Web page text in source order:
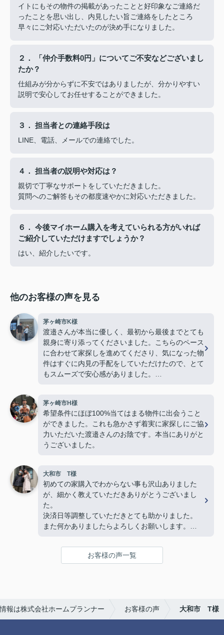
イトにもその物件の掲載があったことと好印象なご連絡だ
ったことを思い出し、内見したい旨ご連絡をしたところ
早々にご対応いただいたのが決め手になりました。
２． 「仲介手数料0円」についてご不安などございまし
たか？
仕組みが分からずに不安ではありましたが、分かりやすい
説明で安心してお任せすることができました。
３． 担当者との連絡手段は
LINE、電話、メールでの連絡でした。
４． 担当者の説明や対応は？
親切で丁寧なサポートをしていただきました。
質問へのご解答もその都度速やかに対応いただきました。
６． 今後マイホーム購入を考えていられる方がいれば
ご紹介していただけますでしょうか？
はい、紹介したいです。
他のお客様の声を見る
茅ヶ崎市K様
渡邉さんが本当に優しく、最初から最後までとても
親身に寄り添ってくださいました。こちらのペース
に合わせて家探しを進めてくださり、気になった物
件はすぐに内見の手配をしていただけたので、とて
もスムーズで安心感がありました。
寧に接してくださり、「営業の方でこんなに優しく
て親切な方がいるんだ」と驚くほど素敵な方でし
た。子どももすっかり懐いていて、人柄の良さが伝
わってきました。
心感を感じるほど信頼していました。
物件探しだけでなく、気持ちの面でも支えていただ
き、本当に感謝しています。
心からおすすめしたい不動産屋さんです。
今後も何かありましたらよろしくお願いいたしま
す！(よろしくお願いします)
茅ヶ崎市H様
希望条件にほぼ100%当てはまる物件に出会うこと
ができました。これも急かさず着実に家探しにご協
力いただいた渡邉さんのお陰です。本当にありがと
うございました。
大和市 T様
初めての家購入でわからない事も沢山ありました
が、細かく教えていただきありがとうございまし
た。
決済日等調整していただきとても助かりました。
また何かありましたらよろしくお願いします。
さんの対応は丁寧かつ説明がわかりやすく、仲介手
数料が無料であるため選びました。
ホームプランナーさんでは購入者目線で相談に乗っ
てくれます。
お客様の声一覧
報は株式会社ホームプランナー お客様の声 大和市 T様